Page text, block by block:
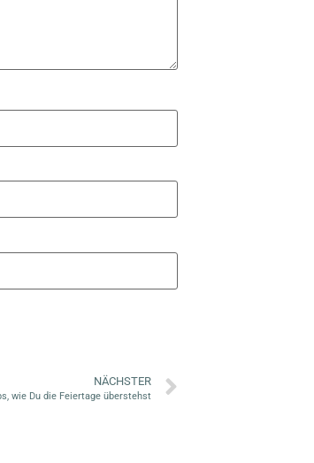
NÄCHSTER
wie Du die Feiertage überstehst